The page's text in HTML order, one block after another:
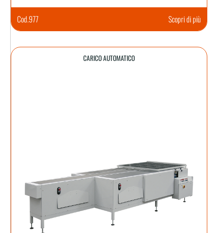
Cod.977 Scopri di più
CARICO AUTOMATICO